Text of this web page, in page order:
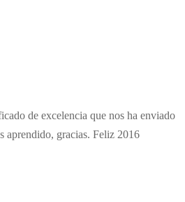
de excelencia que nos ha enviado
aprendido, gracias. Feliz 2016